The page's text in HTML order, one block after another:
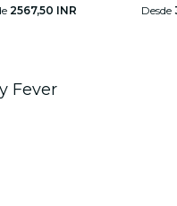
2567,50 INR
Desde
Fever